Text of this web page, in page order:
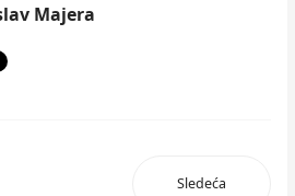
Majera
Sledeća